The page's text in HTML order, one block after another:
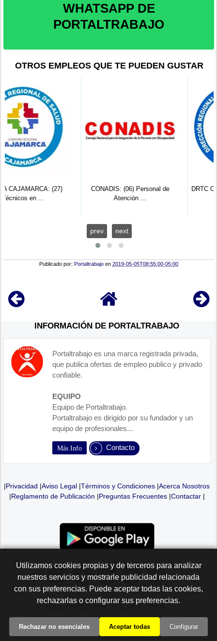
WHATSAPP DE
PORTALTRABAJO
OTROS EMPLEOS QUE TE PUEDEN GUSTAR
CONADIS: (06) Personal de
DRTC Cajamarca - Convocatoria
prev next
Publicado por:Portaltrabajo en2019-05-05T08:55:00-05:00
INFORMACIÓN DE PORTALTRABAJO
Portaltrabajo es una marca registrada privada,
que publica ofertas de empleo publico y privado
confiable.
EQUIPO
Equipo de Portaltrabajo.
Portaltrabajo es dirigido por su fundador y un
equipo de profesionales...
Más Info Contacto
|Privacidad |Aviso Legal |Términos y Condiciones |Acerca Nosotros
|Reglamento de Publicación |Preguntas Frecuentes|Contactar|
Utilizamos cookies propias y de terceros para analizar
nuestros servicios y mostrarle publicidad relacionada
con sus preferencias. Puede aceptar todas las cookies,
rechazarlas o configurar sus preferencias.
Rechazar no esenciales Aceptar todas Configurar
REGRESAR A LACIMA
Derechos Reservados Portal Trabajo 2009 - 2026